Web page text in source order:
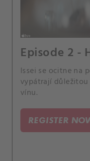
Episode 2 -
Issei se ocitne na
vypátrají
vínu.
REGISTER